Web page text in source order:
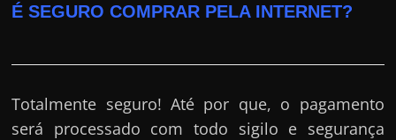
É SEGURO COMPRAR PELA INTERNET?
Totalmente seguro! Até por que, o pagamento
será processado com todo sigilo e segurança